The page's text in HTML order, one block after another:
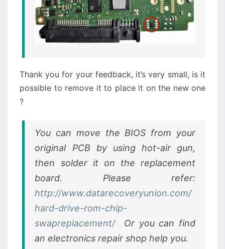
Thank you for your feedback, it’s very small, is it
possible to remove it to place it on the new one
?
You can move the BIOS from your
original PCB by using hot-air gun,
then solder it on the replacement
board. Please refer:
http://www.datarecoveryunion.com/
hard-drive-rom-chip-
swapreplacement/Or you can find
an electronics repair shop help you.